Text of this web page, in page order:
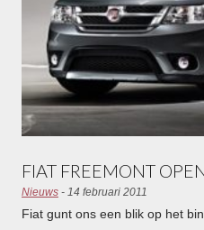
FIAT FREEMONT
Nieuws- 14 februari 2011
Fiat gunt ons een blik op het